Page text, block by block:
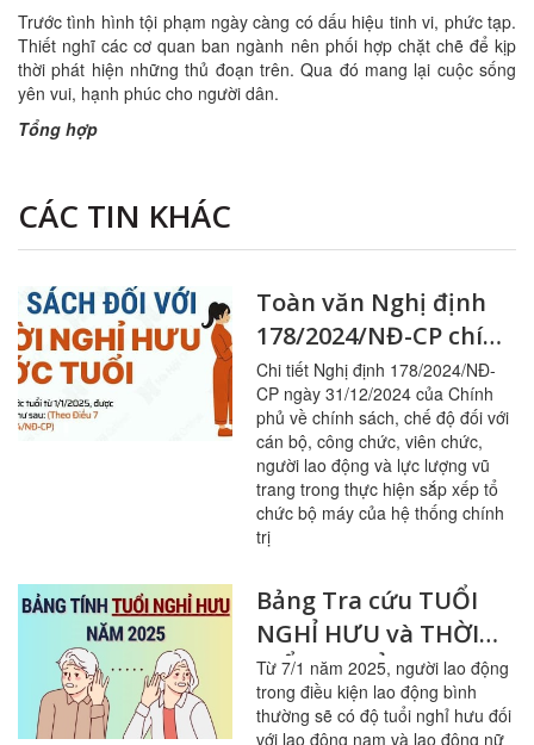
Trước tình hình tội phạm ngày càng có dấu hiệu tinh vi, phức tạp.
Thiết nghĩ các cơ quan ban ngành nên phối hợp chặt chẽ để kịp
thời phát hiện những thủ đoạn trên. Qua đó mang lại cuộc sống
yên vui, hạnh phúc cho người dân.
Tổng hợp
CÁC TIN KHÁC
Toàn văn Nghị định
178/2024/NĐ-CP chính
sách với CBCCVC, lực
lượng vũ trang khi
sắp xếp bộ máy
Chi tiết Nghị định 178/2024/NĐ-
CP ngày 31/12/2024 của Chính
phủ về chính sách, chế độ đối với
cán bộ, công chức, viên chức,
người lao động và lực lượng vũ
trang trong thực hiện sắp xếp tổ
chức bộ máy của hệ thống chính
trị
Bảng Tra cứu TUỔI
NGHỈ HƯU và THỜI
ĐIỂM NGHỈ HƯU theo
luật lao động mới từ
2025
Từ 7/1 năm 2025, người lao động
trong điều kiện lao động bình
thường sẽ có độ tuổi nghỉ hưu đối
với lao động nam và lao động nữ